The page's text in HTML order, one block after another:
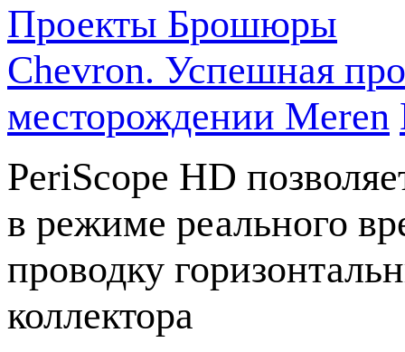
Проекты Брошюры
Chevron. Успешная
месторождении Meren
PeriScope HD
в режиме реального
проводку
коллектора